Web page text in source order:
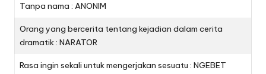
Tanpa nama : ANONIM
Orang yang bercerita tentang kejadian dalam cerita
dramatik : NARATOR
Rasa ingin sekali untuk mengerjakan sesuatu : NGEBET